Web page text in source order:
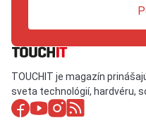
TOUCHIT je magazín
sveta technológií, hardvéru,